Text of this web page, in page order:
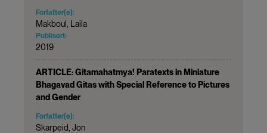
Forfatter(e):
Makboul, Laila
Publisert:
2019
ARTICLE: Gitamahatmya! Paratexts in Miniature
Bhagavad Gitas with Special Reference to Pictures
and Gender
Forfatter(e):
Skarpeid, Jon